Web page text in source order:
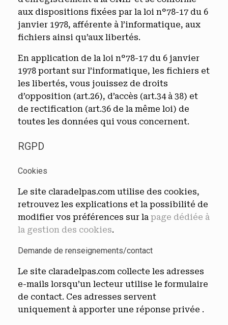
aux dispositions fixées par la loi n°78-17 du 6
janvier 1978, afférente à l’informatique, aux
fichiers ainsi qu’aux libertés.
En application de la loi n°78-17 du 6 janvier
1978 portant sur l’informatique, les fichiers et
les libertés, vous jouissez de droits
d’opposition (art.26), d’accès (art.34 à 38) et
de rectification (art.36 de la même loi) de
toutes les données qui vous concernent.
RGPD
Cookies
Le site claradelpas.com utilise des cookies,
retrouvez les explications et la possibilité de
modifier vos préférences sur la page dédiée à
la gestion des cookies.
Demande de renseignements/contact
Le site claradelpas.com collecte les adresses
e-mails lorsqu’un lecteur utilise le formulaire
de contact. Ces adresses servent
uniquement à apporter une réponse privée .